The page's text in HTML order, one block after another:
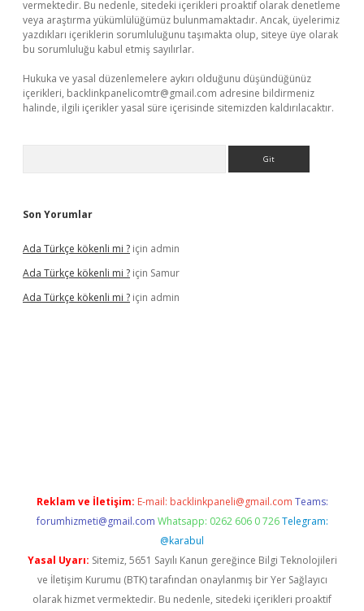
vermektedir. Bu nedenle, sitedeki içerikleri proaktif olarak denetleme
veya araştırma yükümlülüğümüz bulunmamaktadır. Ancak, üyelerimiz
yazdıkları içeriklerin sorumluluğunu taşımakta olup, siteye üye olarak
bu sorumluluğu kabul etmiş sayılırlar.
Hukuka ve yasal düzenlemelere aykırı olduğunu düşündüğünüz
içerikleri, backlinkpanelicomtr@gmail.com adresine bildirmeniz
halinde, ilgili içerikler yasal süre içerisinde sitemizden kaldırılacaktır.
Son Yorumlar
Ada Türkçe kökenli mi ? için admin
Ada Türkçe kökenli mi ? için Samur
Ada Türkçe kökenli mi ? için admin
Reklam ve İletişim: E-mail: backlinkpaneli@gmail.com Teams:
forumhizmeti@gmail.com Whatsapp: 0262 606 0 726 Telegram:
@karabul
Yasal Uyarı: Sitemiz, 5651 Sayılı Kanun gereğince Bilgi Teknolojileri
ve İletişim Kurumu (BTK) tarafından onaylanmış bir Yer Sağlayıcı
olarak hizmet vermektedir. Bu nedenle, sitedeki içerikleri proaktif